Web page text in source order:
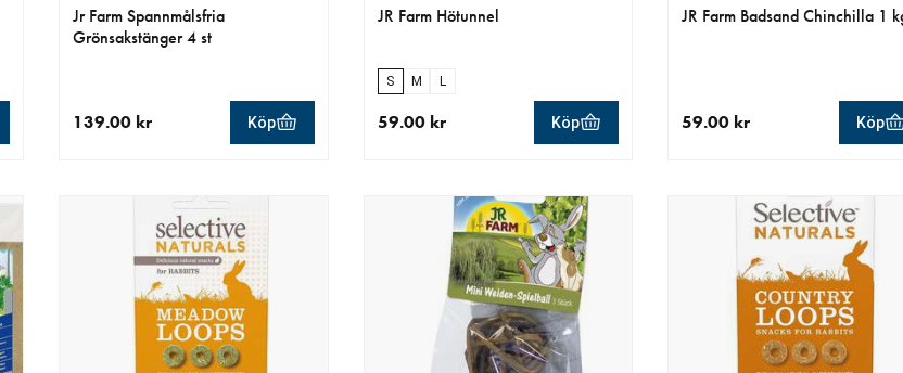
Jr Farm Spannmålsfria
Grönsakstänger 4 st
139.00 kr Köp
JR Farm Hötunnel
S M L
59.00 kr Köp
JR Farm Badsand Chinchilla 1
59.00 kr Köp